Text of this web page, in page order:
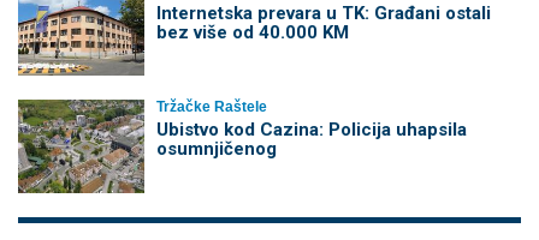
Internetska prevara u TK: Građani ostali
bez više od 40.000 KM
Tržačke Raštele
Ubistvo kod Cazina: Policija uhapsila
osumnjičenog